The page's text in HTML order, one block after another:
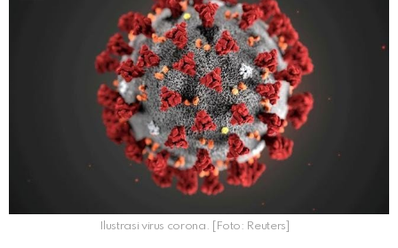
Ilustrasi virus corona. [Foto: Reuters]